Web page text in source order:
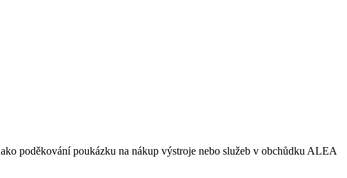
poděkování poukázku na nákup výstroje nebo služeb v obchůdku ALEA